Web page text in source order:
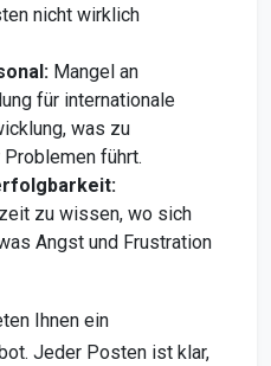
nicht wirklich
Mangel an
für internationale
was zu
führt.
zu wissen, wo sich
Angst und Frustration
Ihnen ein
Jeder Posten ist klar,